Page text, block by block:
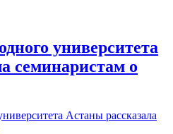
университета
семинаристам о